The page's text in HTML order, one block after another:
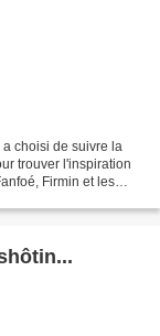
choisi de suivre la
trouver l'inspiration
Firmin et les